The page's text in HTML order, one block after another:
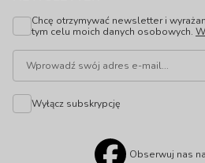
Chcę otrzymywać newsletter i
tym celu moich danych osobowych.
Wyłącz subskrypcję
Obserwuj nas